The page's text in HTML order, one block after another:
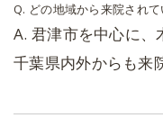
Q. どの地域から来院されて
A. 君津市を中心に、
千葉県内外からも来